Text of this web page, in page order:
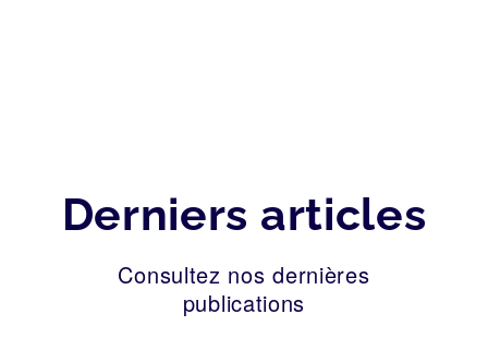
Derniers articles
Consultez nos dernières
publications